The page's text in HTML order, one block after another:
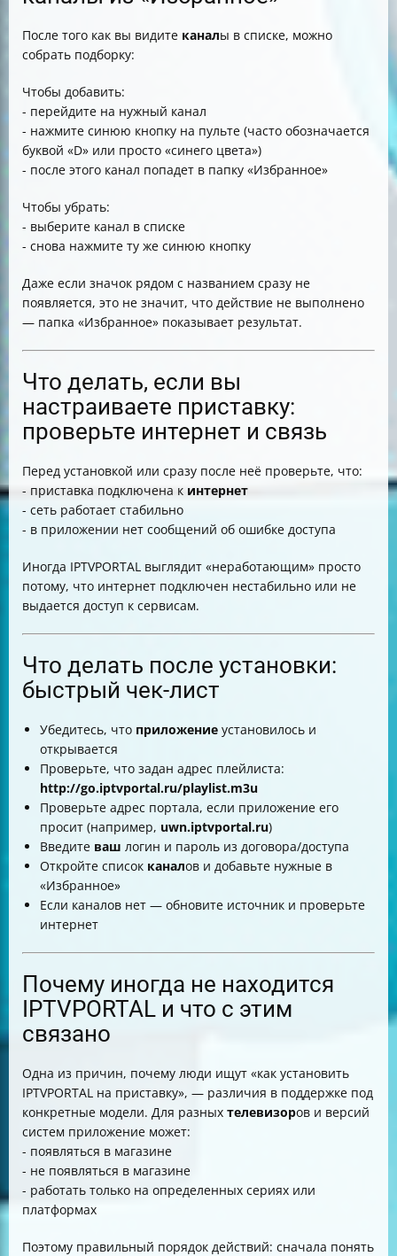
После того как вы видите каналы в списке, можно
собрать подборку:
Чтобы добавить:
- перейдите на нужный канал
- нажмите синюю кнопку на пульте (часто обозначается
буквой «D» или просто «синего цвета»)
- после этого канал попадет в папку «Избранное»
Чтобы убрать:
- выберите канал в списке
- снова нажмите ту же синюю кнопку
Даже если значок рядом с названием сразу не
появляется, это не значит, что действие не выполнено
— папка «Избранное» показывает результат.
Что делать, если вы
настраиваете приставку:
проверьте интернет и связь
Перед установкой или сразу после неё проверьте, что:
- приставка подключена к интернет
- сеть работает стабильно
- в приложении нет сообщений об ошибке доступа
Иногда IPTVPORTAL выглядит «неработающим» просто
потому, что интернет подключен нестабильно или не
выдается доступ к сервисам.
Что делать после установки:
быстрый чек-лист
Убедитесь, что приложение установилось и
открывается
Проверьте, что задан адрес плейлиста:
http://go.iptvportal.ru/playlist.m3u
Проверьте адрес портала, если приложение его
просит (например, uwn.iptvportal.ru)
Введите ваш логин и пароль из договора/доступа
Откройте список каналов и добавьте нужные в
«Избранное»
Если каналов нет — обновите источник и проверьте
интернет
Почему иногда не находится
IPTVPORTAL и что с этим
связано
Одна из причин, почему люди ищут «как установить
IPTVPORTAL на приставку», — различия в поддержке под
конкретные модели. Для разных телевизоров и версий
систем приложение может:
- появляться в магазине
- не появляться в магазине
- работать только на определенных сериях или
платформах
Поэтому правильный порядок действий: сначала понять